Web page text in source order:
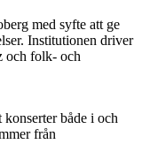
med syfte att ge
Institutionen driver
och folk- och
både i och
från